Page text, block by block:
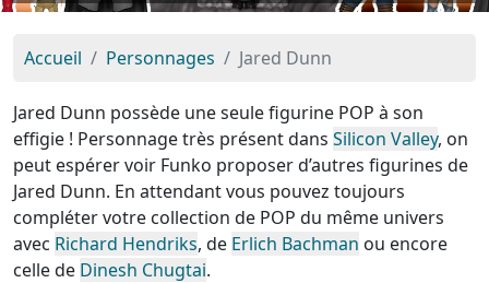
Accueil Personnages Jared Dunn
Jared Dunn possède une seule figurine POP à son
effigie ! Personnage très présent dans Silicon Valley, on
peut espérer voir Funko proposer d’autres figurines de
Jared Dunn. En attendant vous pouvez toujours
compléter votre collection de POP du même univers
avec Richard Hendriks, de Erlich Bachman ou encore
celle de Dinesh Chugtai.